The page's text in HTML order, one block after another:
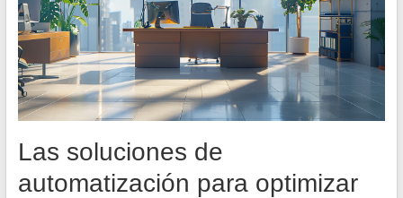
Las soluciones de
automatización para optimizar